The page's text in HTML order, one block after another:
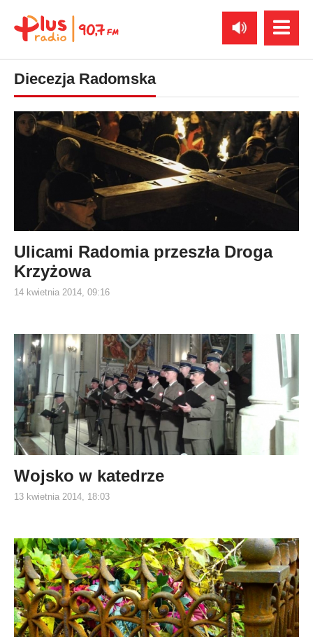
Diecezja Radomska
Ulicami Radomia przeszła Droga
Krzyżowa
14 kwietnia 2014, 09:16
Wojsko w katedrze
13 kwietnia 2014, 18:03